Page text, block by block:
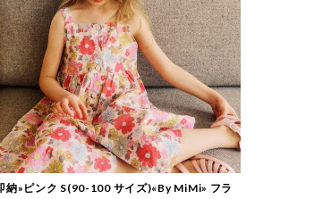
納»ピンク S(90-100 サイズ)«By MiMi» フラ